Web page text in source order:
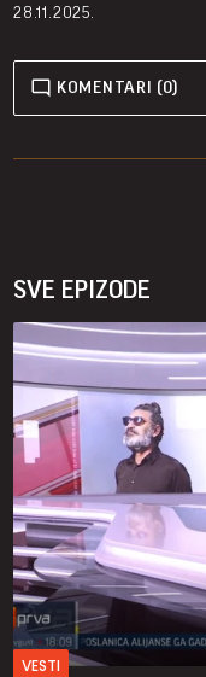
28.11.2025.
KOMENTARI (0)
SVE EPIZODE
VESTI